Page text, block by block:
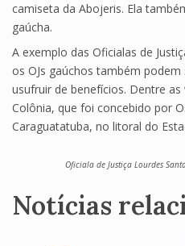
camiseta da Abojeris. Ela
gaúcha.
A exemplo das Oficialas de
os OJs gaúchos também
usufruir de benefícios. Dentre
Colônia, que foi concebido por
Caraguatatuba, no litoral do
Oficiala de Justiça Lourdes
Notícias